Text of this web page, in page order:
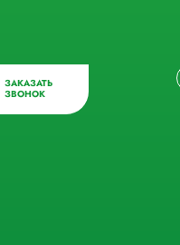
ЗАКАЗАТЬ
ЗВОНОК